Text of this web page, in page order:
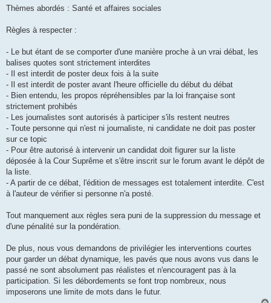
Thèmes abordés : Santé et affaires sociales
Règles à respecter :
- Le but étant de se comporter d'une manière proche à un vrai débat, les
balises quotes sont strictement interdites
- Il est interdit de poster deux fois à la suite
- Il est interdit de poster avant l'heure officielle du début du débat
- Bien entendu, les propos répréhensibles par la loi française sont
strictement prohibés
- Les journalistes sont autorisés à participer s'ils restent neutres
- Toute personne qui n'est ni journaliste, ni candidate ne doit pas poster
sur ce topic
- Pour être autorisé à intervenir un candidat doit figurer sur la liste
déposée à la Cour Suprême et s'être inscrit sur le forum avant le dépôt de
la liste.
- A partir de ce débat, l'édition de messages est totalement interdite. C'est
à l'auteur de vérifier si personne n'a posté.
Tout manquement aux règles sera puni de la suppression du message et
d'une pénalité sur la pondération.
De plus, nous vous demandons de privilégier les interventions courtes
pour garder un débat dynamique, les pavés que nous avons vus dans le
passé ne sont absolument pas réalistes et n'encouragent pas à la
participation. Si les débordements se font trop nombreux, nous
imposerons une limite de mots dans le futur.